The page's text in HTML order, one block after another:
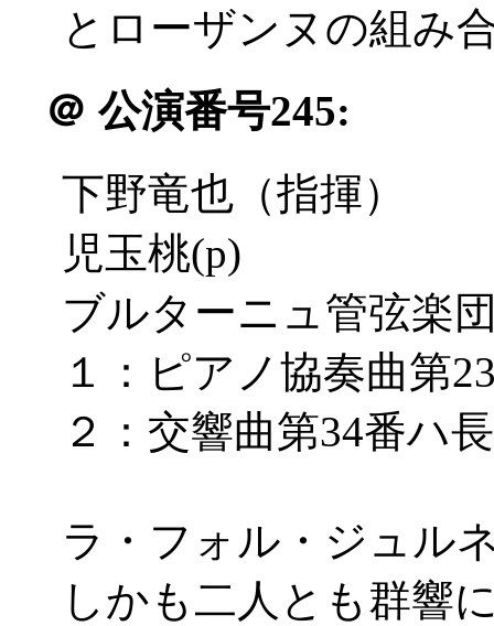
とローザンヌの組み
＠ 公演番号245:
下野竜也（指揮）
児玉桃(p)
ブルターニュ管弦楽
１：ピアノ協奏曲第
２：交響曲第34番ハ
ラ・フォル・ジュル
しかも二人とも群響